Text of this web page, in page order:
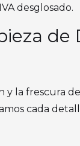
desglosado.
de
y la frescura
cada